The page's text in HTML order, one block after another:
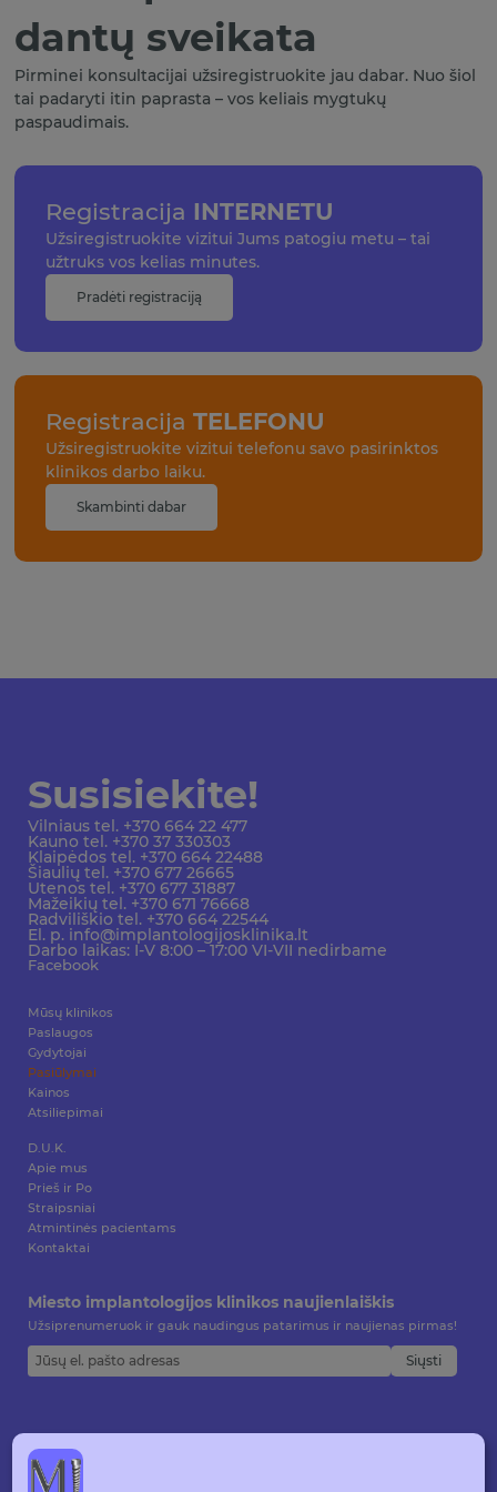
dantų sveikata
Pirminei konsultacijai užsiregistruokite jau dabar. Nuo šiol
tai padaryti itin paprasta – vos keliais mygtukų
paspaudimais.
Registracija INTERNETU
Užsiregistruokite vizitui Jums patogiu metu – tai
užtruks vos kelias minutes.
Pradėti registraciją
RegistracijaTELEFONU
Užsiregistruokite vizitui telefonu savo pasirinktos
klinikos darbo laiku.
Skambinti dabar
Susisiekite!
Vilniaus tel. +370 664 22 477
Kauno tel. +370 37 330303
Klaipėdos tel. +370 664 22488
Šiaulių tel. +370 677 26665
Utenos tel. +370 677 31887
Mažeikių tel. +370 671 76668
Radviliškio tel. +370 664 22544
El. p. info@implantologijosklinika.lt
Darbo laikas: I-V 8:00 – 17:00 VI-VII nedirbame
Facebook
Mūsų klinikos
Paslaugos
Gydytojai
Pasiūlymai
Kainos
Atsiliepimai
D.U.K.
Apie mus
Prieš ir Po
Straipsniai
Atmintinės pacientams
Kontaktai
Miesto implantologijos klinikos naujienlaiškis
Užsiprenumeruok ir gauk naudingus patarimus ir naujienas pirmas!
Siųsti